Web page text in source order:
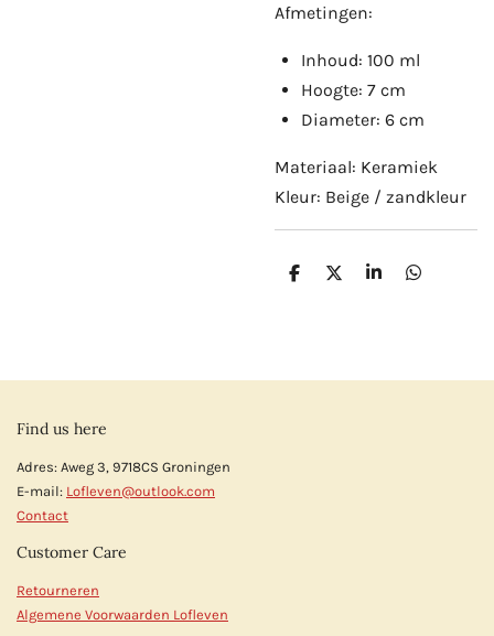
Afmetingen:
Inhoud: 100 ml
Hoogte: 7 cm
Diameter: 6 cm
Materiaal: Keramiek
Kleur: Beige / zandkleur
D
D
S
D
Find us here
Adres: Aweg 3, 9718CS Groningen
E-mail: Lofleven@outlook.com
Contact
Customer Care
Retourneren
Algemene Voorwaarden Lofleven